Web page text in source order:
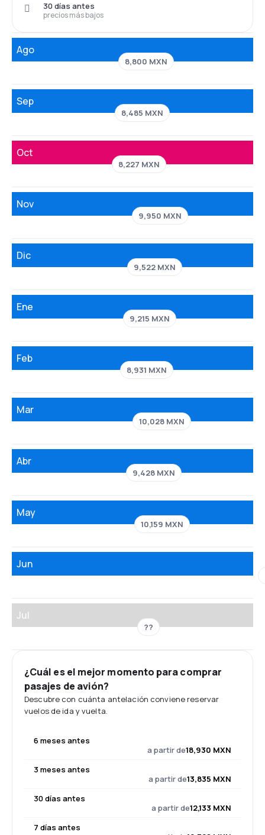
precios más bajos
30 días antes
Ago
8,800 MXN
Sep
8,485 MXN
Oct
8,227 MXN
Nov
9,950 MXN
Dic
9,522 MXN
Ene
9,215 MXN
Feb
8,931 MXN
Mar
10,028 MXN
Abr
9,428 MXN
May
10,159 MXN
Jun
Jul
??
¿Cuál es el mejor momento para comprar
pasajes de avión?
Descubre con cuánta antelación conviene reservar
vuelos de ida y vuelta.
6 meses antes
a partir de18,930 MXN
3 meses antes
a partir de13,835 MXN
30 días antes
a partir de12,133 MXN
7 días antes